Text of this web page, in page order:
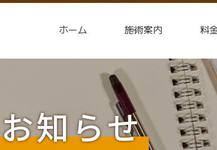
ホーム 施術案内 料
お知らせ